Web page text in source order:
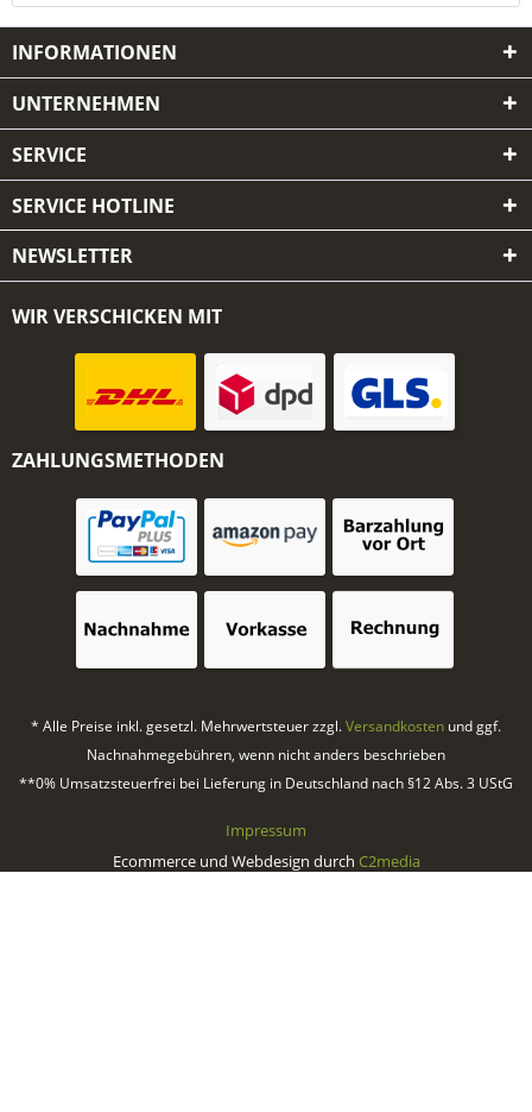
INFORMATIONEN
UNTERNEHMEN
SERVICE
SERVICE HOTLINE
NEWSLETTER
WIR VERSCHICKEN MIT
ZAHLUNGSMETHODEN
* Alle Preise inkl. gesetzl. Mehrwertsteuer zzgl.Versandkosten und ggf.
Nachnahmegebühren, wenn nicht anders beschrieben
**0% Umsatzsteuerfrei bei Lieferung in Deutschland nach §12 Abs. 3 UStG
Impressum
Ecommerce und Webdesign durch C2media